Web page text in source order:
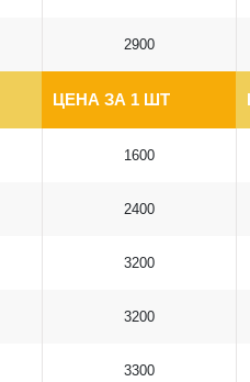
2900
ЦЕНА ЗА 1 ШТ
1600
2400
3200
3200
3300